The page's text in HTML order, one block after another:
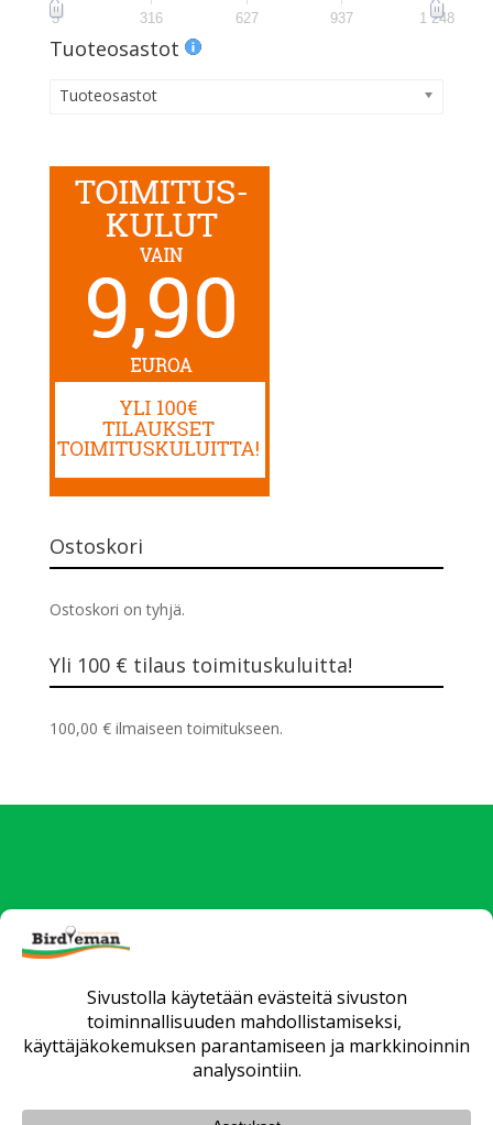
5 316 627 937 1 248
Tuoteosastot
Tuoteosastot
Ostoskori
Ostoskori on tyhjä.
Yli 100 € tilaus toimituskuluitta!
100,00 €ilmaiseen toimitukseen.
Uutiset Verkkokauppa
Yrityksille
Fittaus ja opetus
Huollot
Matkat
Yhteystiedot
Toimitusehdot
Tietosuojaseloste